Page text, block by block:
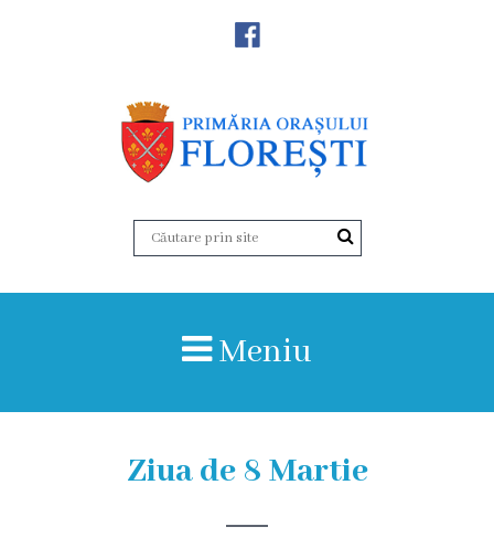
Primăria
Structura,
Organigrama
Meniu
Ziua de 8 Martie